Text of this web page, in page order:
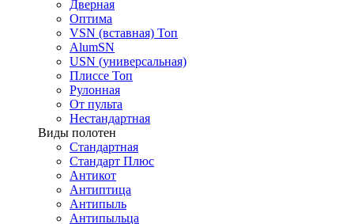
Дверная
Оптима
VSN (вставная) Топ
AlumSN
USN (универсальная)
Плиссе Топ
Рулонная
От пульта
Нестандартная
Виды полотен
Стандартная
Стандарт Плюс
Антикот
Антиптица
Антипыль
Антипыльца